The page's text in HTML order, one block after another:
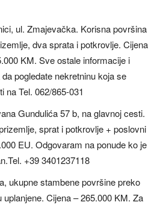
ul. Zmajevačka. Korisna površina
dva sprata i potkrovlje. Cijena
KM. Sve ostale informacije i
pogledate nekretninu koja se
na Tel. 062/865-031
Gundulića 57 b, na glavnoj cesti.
sprat i potkrovlje + poslovni
EU. Odgovaram na ponude ko je
+39 3401237118
ukupne stambene površine preko
Cijena – 265.000 KM. Za